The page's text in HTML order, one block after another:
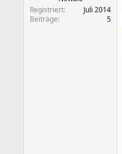
Registriert
Juli 2014
Beiträge
5